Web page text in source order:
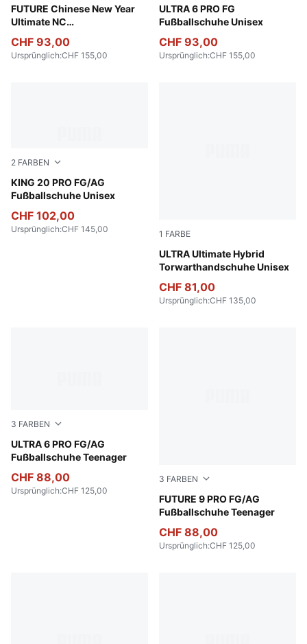
FUTURE Chinese New Year
Ultimate NC
Ultra Blue-Poison Pink-PUMA White
CHF 93,00
Ursprünglich:CHF 155,00
ULTRA 6 PRO FG
Fußballschuhe Unisex
Poison Pink-PUMA White-
CHF 93,00
Ursprünglich:CHF 155,00
2 FARBEN
KING 20 PRO FG/AG
Fußballschuhe Unisex
PUMA White-Poison Pink-Bright Aqua
CHF 102,00
Ursprünglich:CHF 145,00 1 FARBE
ULTRA Ultimate Hybrid
Torwarthandschuhe Unisex
Ultra Blue-Poison Pink-Lime
CHF 81,00
Ursprünglich:CHF 135,00
3 FARBEN
ULTRA 6 PRO FG/AG
Fußballschuhe Teenager
Poison Pink-PUMA White-Sun Stream-Bright Aqua-
CHF 88,00
Ursprünglich:CHF 125,00
3 FARBEN
FUTURE 9 PRO FG/AG
Fußballschuhe Teenager
Poison Pink-Sun Stream-
CHF 88,00
Ursprünglich:CHF 125,00